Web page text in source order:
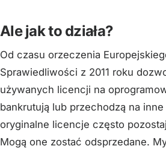
Ale jak to działa?
Od czasu orzeczenia
Sprawiedliwości z 2011 roku
używanych licencji na
bankrutują lub przechodzą na
oryginalne licencje często
Mogą one zostać odsprzedane.